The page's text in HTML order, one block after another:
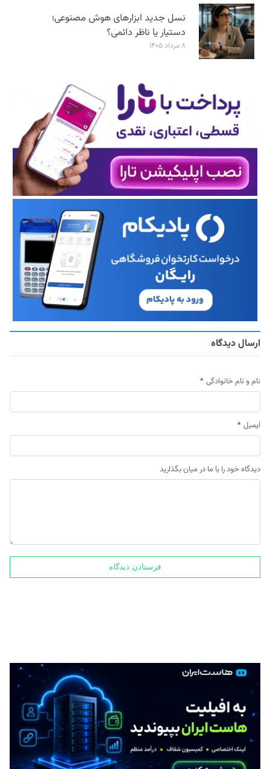
نسل جدید ابزارهای هوش مصنوعی؛
دستیار یا ناظر دائمی؟
۸ مرداد ۱۴۰۵
ارسال دیدگاه
نام و نام خانوادگی *
ایمیل *
دیدگاه خود را با ما در میان بگذارید